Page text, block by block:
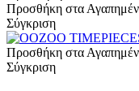
Προσθήκη στα
Σύγκριση
Προσθήκη στα
Σύγκριση